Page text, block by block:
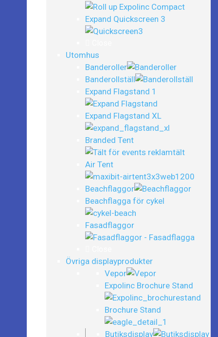
Expand Quickscreen 3
Utomhus
Banderoller
Banderollställ
Expand Flagstand 1
Expand Flagstand XL
Branded Tent
Air Tent
Beachflaggor
Beachflagga för cykel
Fasadflaggor
Övriga displayprodukter
Vepor
Expolinc Brochure Stand
Brochure Stand
Butiksdisplay